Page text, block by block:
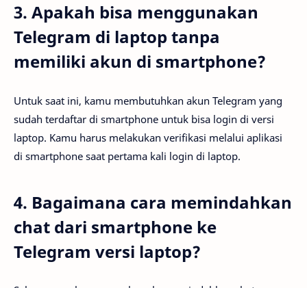
3. Apakah bisa menggunakan
Telegram di laptop tanpa
memiliki akun di smartphone?
Untuk saat ini, kamu membutuhkan akun Telegram yang
sudah terdaftar di smartphone untuk bisa login di versi
laptop. Kamu harus melakukan verifikasi melalui aplikasi
di smartphone saat pertama kali login di laptop.
4. Bagaimana cara memindahkan
chat dari smartphone ke
Telegram versi laptop?